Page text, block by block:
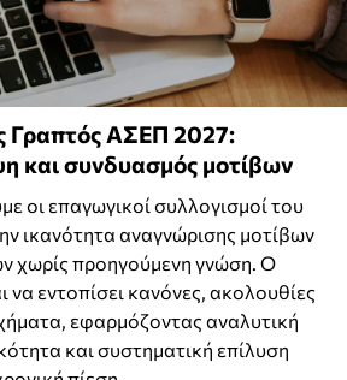
Γραπτός ΑΣΕΠ 2027:
και συνδυασμός μοτίβων
οι επαγωγικοί συλλογισμοί του
ικανότητα αναγνώρισης μοτίβων
χωρίς προηγούμενη γνώση. Ο
να εντοπίσει κανόνες, ακολουθίες
εφαρμόζοντας αναλυτική
και συστηματική επίλυση